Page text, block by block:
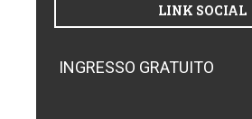
LINK SOCIAL
INGRESSO GRATUITO